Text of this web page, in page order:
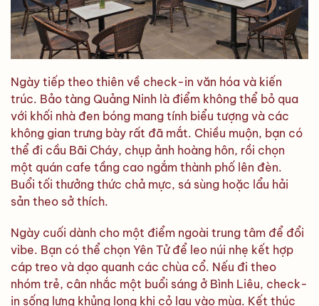
Ngày tiếp theo thiên về check-in văn hóa và kiến
trúc. Bảo tàng Quảng Ninh là điểm không thể bỏ qua
với khối nhà đen bóng mang tính biểu tượng và các
không gian trưng bày rất đã mắt. Chiều muộn, bạn có
thể đi cầu Bãi Cháy, chụp ảnh hoàng hôn, rồi chọn
một quán cafe tầng cao ngắm thành phố lên đèn.
Buổi tối thưởng thức chả mực, sá sùng hoặc lẩu hải
sản theo sở thích.
Ngày cuối dành cho một điểm ngoài trung tâm để đổi
vibe. Bạn có thể chọn Yên Tử để leo núi nhẹ kết hợp
cáp treo và dạo quanh các chùa cổ. Nếu đi theo
nhóm trẻ, cân nhắc một buổi sáng ở Bình Liêu, check-
in sống lưng khủng long khi cỏ lau vào mùa. Kết thúc